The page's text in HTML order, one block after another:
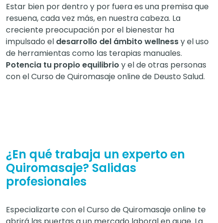
Estar bien por dentro y por fuera es una premisa que
resuena, cada vez más, en nuestra cabeza. La
creciente preocupación por el bienestar ha
impulsado el desarrollo del ámbito wellnessy el uso
de herramientas como las terapias manuales.
Potencia tu propio equilibrio y el de otras personas
con el Curso de Quiromasaje online de Deusto Salud.
¿En qué trabaja un experto en
Quiromasaje? Salidas
profesionales
Especializarte con el Curso de Quiromasaje online te